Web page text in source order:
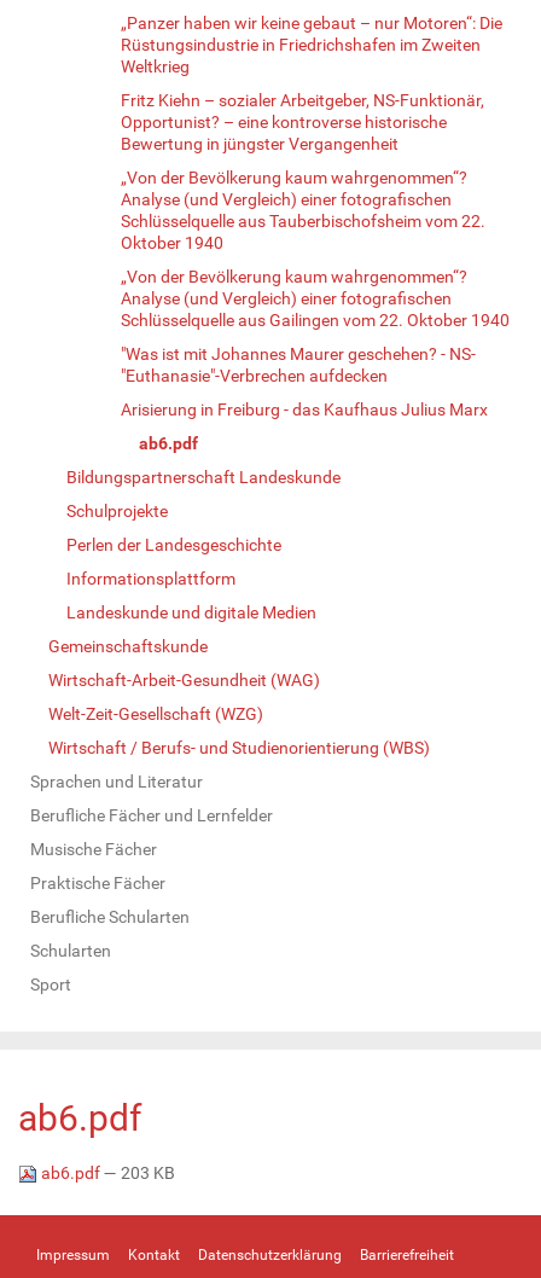
„Panzer haben wir keine gebaut – nur Motoren“: Die
Rüstungsindustrie in Friedrichshafen im Zweiten
Weltkrieg
Fritz Kiehn – sozialer Arbeitgeber, NS-Funktionär,
Opportunist? – eine kontroverse historische
Bewertung in jüngster Vergangenheit
„Von der Bevölkerung kaum wahrgenommen“?
Analyse (und Vergleich) einer fotografischen
Schlüsselquelle aus Tauberbischofsheim vom 22.
Oktober 1940
„Von der Bevölkerung kaum wahrgenommen“?
Analyse (und Vergleich) einer fotografischen
Schlüsselquelle aus Gailingen vom 22. Oktober 1940
"Was ist mit Johannes Maurer geschehen? - NS-
"Euthanasie"-Verbrechen aufdecken
Arisierung in Freiburg - das Kaufhaus Julius Marx
ab6.pdf
Bildungspartnerschaft Landeskunde
Schulprojekte
Perlen der Landesgeschichte
Informationsplattform
Landeskunde und digitale Medien
Gemeinschaftskunde
Wirtschaft-Arbeit-Gesundheit (WAG)
Welt-Zeit-Gesellschaft (WZG)
Wirtschaft / Berufs- und Studienorientierung (WBS)
Sprachen und Literatur
Berufliche Fächer und Lernfelder
Musische Fächer
Praktische Fächer
Berufliche Schularten
Schularten
Sport
ab6.pdf
ab6.pdf— 203 KB
Impressum Kontakt Datenschutzerklärung Barrierefreiheit